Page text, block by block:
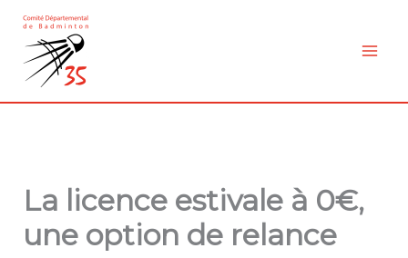
contenu
La licence estivale à 0€,
une option de relance